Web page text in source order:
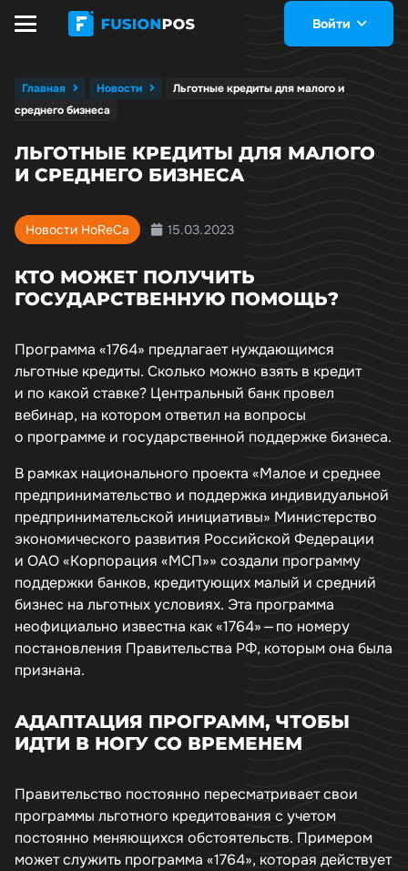
Войти
Главная Новости
Льготные кредиты для малого и
среднего бизнеса
ЛЬГОТНЫЕ КРЕДИТЫ ДЛЯ МАЛОГО
И СРЕДНЕГО БИЗНЕСА
Новости HoReCa 15.03.2023
КТО МОЖЕТ ПОЛУЧИТЬ
ГОСУДАРСТВЕННУЮ ПОМОЩЬ?
Программа «1764» предлагает нуждающимся
льготные кредиты. Сколько можно взять в кредит
и по какой ставке? Центральный банк провел
вебинар, на котором ответил на вопросы
о программе и государственной поддержке бизнеса.
В рамках национального проекта «Малое и среднее
предпринимательство и поддержка индивидуальной
предпринимательской инициативы» Министерство
экономического развития Российской Федерации
и ОАО «Корпорация «МСП»» создали программу
поддержки банков, кредитующих малый и средний
бизнес на льготных условиях. Эта программа
неофициально известна как «1764» — по номеру
постановления Правительства РФ, которым она была
признана.
АДАПТАЦИЯ ПРОГРАММ, ЧТОБЫ
ИДТИ В НОГУ СО ВРЕМЕНЕМ
Правительство постоянно пересматривает свои
программы льготного кредитования с учетом
постоянно меняющихся обстоятельств. Примером
может служить программа «1764», которая действует